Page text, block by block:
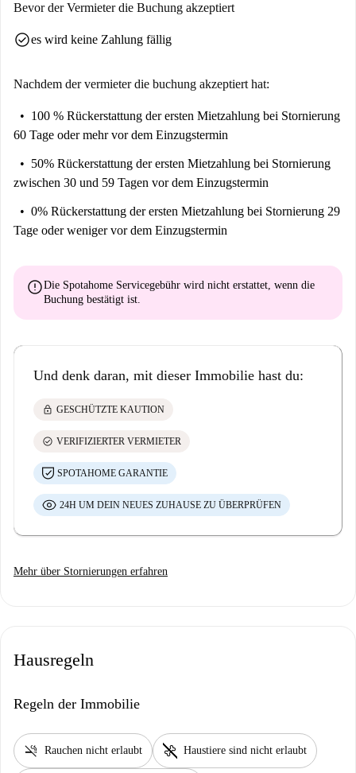
Bevor der Vermieter die Buchung akzeptiert
check_circlees wird keine Zahlung fällig
Nachdem der vermieter die buchung akzeptiert hat:
100 % Rückerstattung der ersten Mietzahlung bei Stornierung
60 Tage oder mehr vor dem Einzugstermin
50% Rückerstattung der ersten Mietzahlung bei Stornierung
zwischen 30 und 59 Tagen vor dem Einzugstermin
0% Rückerstattung der ersten Mietzahlung bei Stornierung 29
Tage oder weniger vor dem Einzugstermin
errorDie Spotahome Servicegebühr wird nicht erstattet, wenn die
Buchung bestätigt ist.
Und denk daran, mit dieser Immobilie hast du:
lock GESCHÜTZTE KAUTION
check_circle VERIFIZIERTER VERMIETER
SPOTAHOME GARANTIE
24H UM DEIN NEUES ZUHAUSE ZU ÜBERPRÜFEN
Mehr über Stornierungen erfahren
Hausregeln
Regeln der Immobilie
smoke_free Rauchen nicht erlaubt pet_supplies Haustiere sind nicht erlaubt